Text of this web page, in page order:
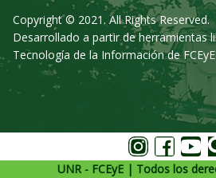
Copyright © 2021. All Rights Reserved.
Desarrollado a partir de herramientas
Tecnología de la Información de FCEyE
UNR - FCEyE | Todos los